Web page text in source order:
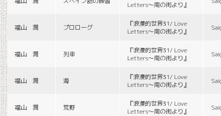
Letters〜南の街より』
福山 潤 プロローグ
『浪漫的世界31/ Love
Letters〜南の街より』
福山 潤 列車
『浪漫的世界31/ Love
Letters〜南の街より』
福山 潤 海
『浪漫的世界31/ Love
Letters〜南の街より』
福山 潤 荒野
『浪漫的世界31/ Love
Letters〜南の街より』